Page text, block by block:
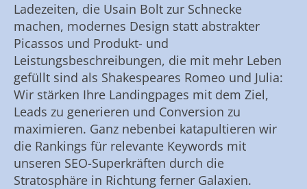
Ladezeiten, die Usain Bolt zur Schnecke
machen, modernes Design statt abstrakter
Picassos und Produkt- und
Leistungsbeschreibungen, die mit mehr Leben
gefüllt sind als Shakespeares Romeo und Julia:
Wir stärken Ihre Landingpages mit dem Ziel,
Leads zu generieren und Conversion zu
maximieren. Ganz nebenbei katapultieren wir
die Rankings für relevante Keywords mit
unseren SEO-Superkräften durch die
Stratosphäre in Richtung ferner Galaxien.